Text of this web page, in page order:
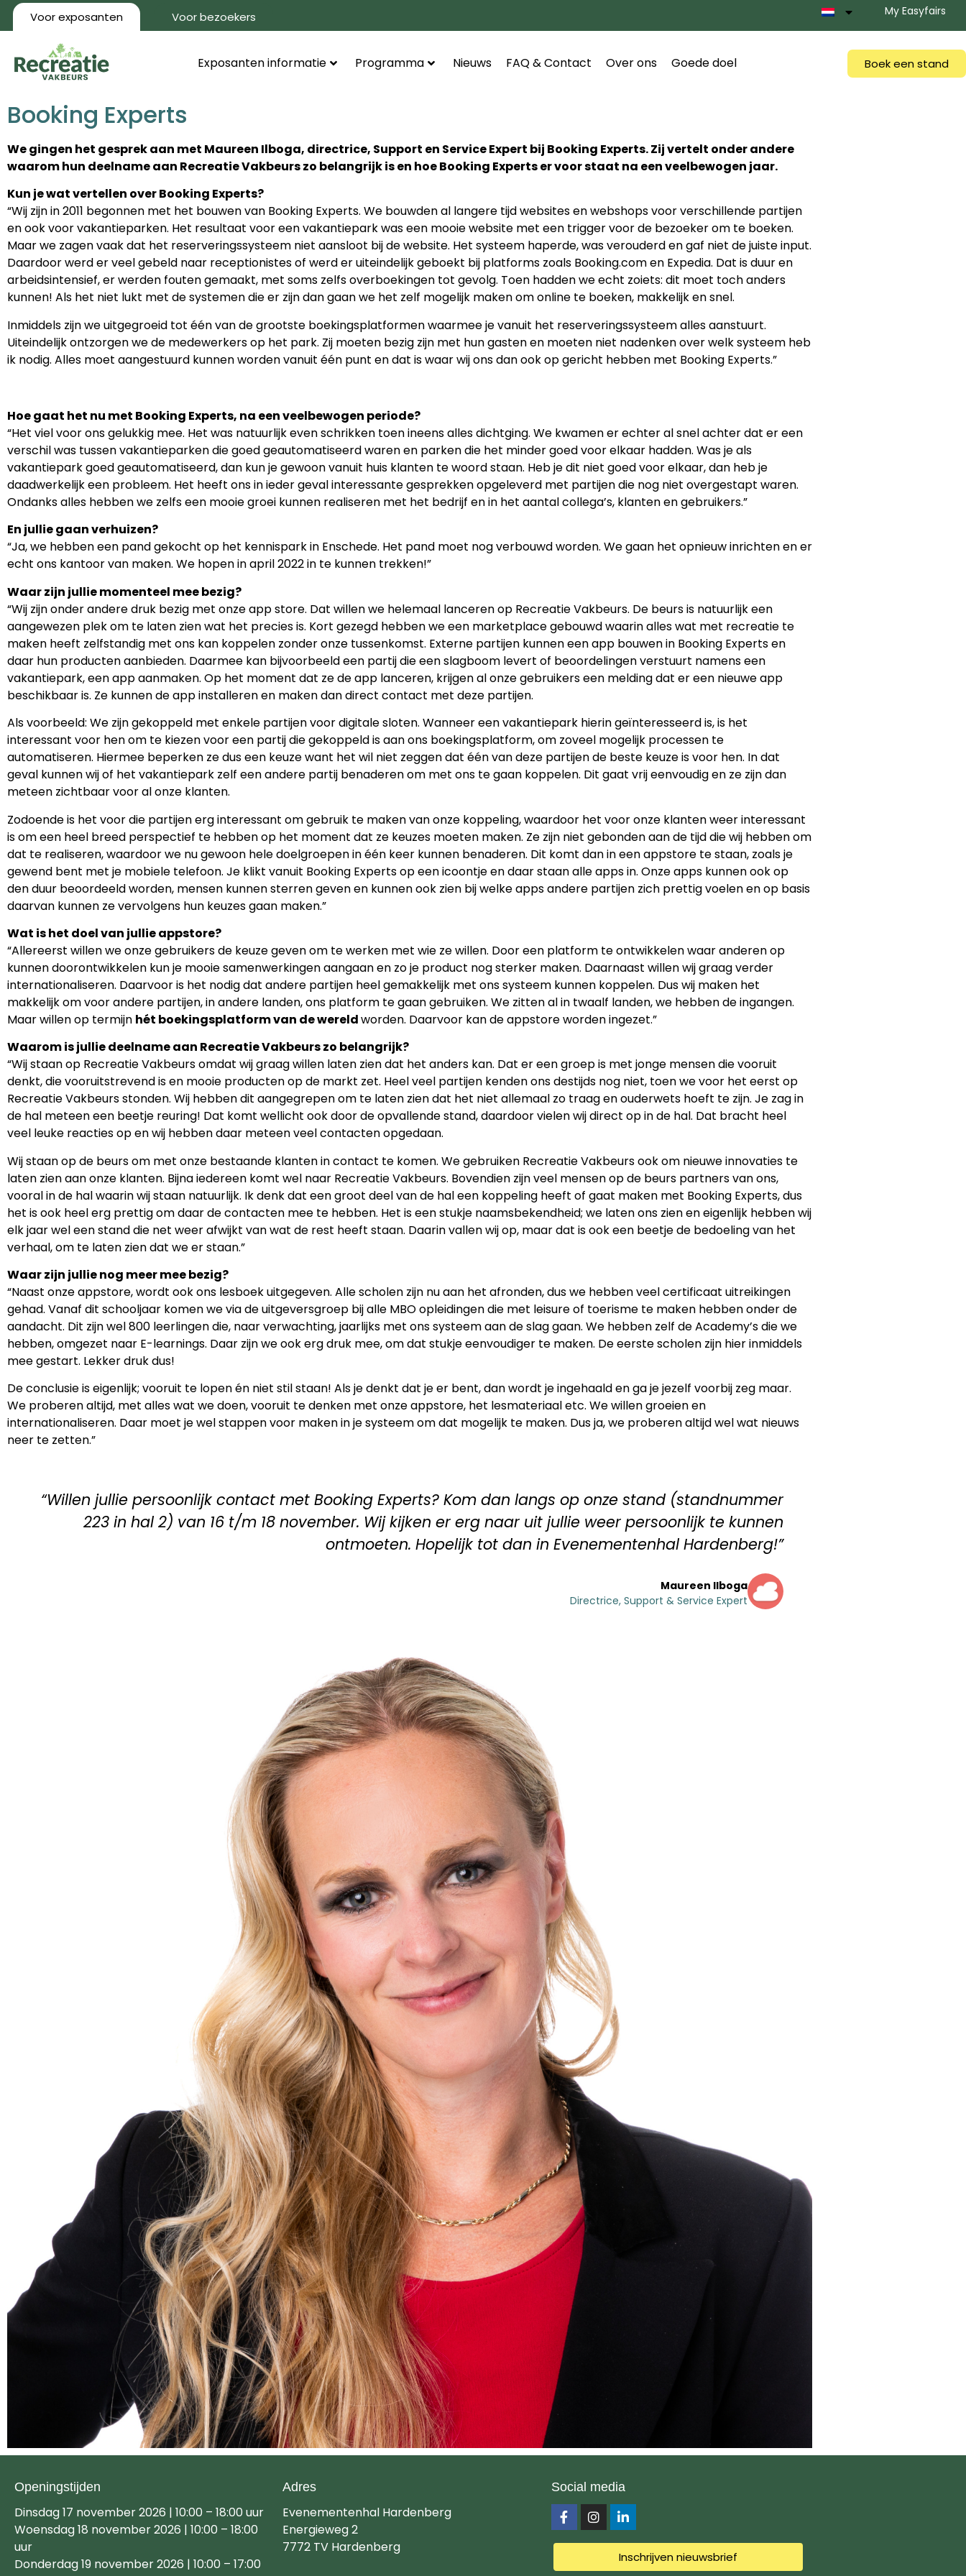
Voor exposanten Voor bezoekers My Easyfairs
Exposanten informatie Programma Nieuws FAQ & Contact Over ons Goede doel Boek een stand
Booking Experts
We gingen het gesprek aan met Maureen Ilboga, directrice, Support en Service Expert bij Booking Experts. Zij vertelt onder andere
waarom hun deelname aan Recreatie Vakbeurs zo belangrijk is en hoe Booking Experts er voor staat na een veelbewogen jaar.
Kun je wat vertellen over Booking Experts?
“Wij zijn in 2011 begonnen met het bouwen van Booking Experts. We bouwden al langere tijd websites en webshops voor verschillende partijen
en ook voor vakantieparken. Het resultaat voor een vakantiepark was een mooie website met een trigger voor de bezoeker om te boeken.
Maar we zagen vaak dat het reserveringssysteem niet aansloot bij de website. Het systeem haperde, was verouderd en gaf niet de juiste input.
Daardoor werd er veel gebeld naar receptionistes of werd er uiteindelijk geboekt bij platforms zoals Booking.com en Expedia. Dat is duur en
arbeidsintensief, er werden fouten gemaakt, met soms zelfs overboekingen tot gevolg. Toen hadden we echt zoiets: dit moet toch anders
kunnen! Als het niet lukt met de systemen die er zijn dan gaan we het zelf mogelijk maken om online te boeken, makkelijk en snel.
Inmiddels zijn we uitgegroeid tot één van de grootste boekingsplatformen waarmee je vanuit het reserveringssysteem alles aanstuurt.
Uiteindelijk ontzorgen we de medewerkers op het park. Zij moeten bezig zijn met hun gasten en moeten niet nadenken over welk systeem heb
ik nodig. Alles moet aangestuurd kunnen worden vanuit één punt en dat is waar wij ons dan ook op gericht hebben met Booking Experts.”
Hoe gaat het nu met Booking Experts, na een veelbewogen periode?
“Het viel voor ons gelukkig mee. Het was natuurlijk even schrikken toen ineens alles dichtging. We kwamen er echter al snel achter dat er een
verschil was tussen vakantieparken die goed geautomatiseerd waren en parken die het minder goed voor elkaar hadden. Was je als
vakantiepark goed geautomatiseerd, dan kun je gewoon vanuit huis klanten te woord staan. Heb je dit niet goed voor elkaar, dan heb je
daadwerkelijk een probleem. Het heeft ons in ieder geval interessante gesprekken opgeleverd met partijen die nog niet overgestapt waren.
Ondanks alles hebben we zelfs een mooie groei kunnen realiseren met het bedrijf en in het aantal collega’s, klanten en gebruikers.”
En jullie gaan verhuizen?
“Ja, we hebben een pand gekocht op het kennispark in Enschede. Het pand moet nog verbouwd worden. We gaan het opnieuw inrichten en er
echt ons kantoor van maken. We hopen in april 2022 in te kunnen trekken!”
Waar zijn jullie momenteel mee bezig?
“Wij zijn onder andere druk bezig met onze app store. Dat willen we helemaal lanceren op Recreatie Vakbeurs. De beurs is natuurlijk een
aangewezen plek om te laten zien wat het precies is. Kort gezegd hebben we een marketplace gebouwd waarin alles wat met recreatie te
maken heeft zelfstandig met ons kan koppelen zonder onze tussenkomst. Externe partijen kunnen een app bouwen in Booking Experts en
daar hun producten aanbieden. Daarmee kan bijvoorbeeld een partij die een slagboom levert of beoordelingen verstuurt namens een
vakantiepark, een app aanmaken. Op het moment dat ze de app lanceren, krijgen al onze gebruikers een melding dat er een nieuwe app
beschikbaar is. Ze kunnen de app installeren en maken dan direct contact met deze partijen.
Als voorbeeld: We zijn gekoppeld met enkele partijen voor digitale sloten. Wanneer een vakantiepark hierin geïnteresseerd is, is het
interessant voor hen om te kiezen voor een partij die gekoppeld is aan ons boekingsplatform, om zoveel mogelijk processen te
automatiseren. Hiermee beperken ze dus een keuze want het wil niet zeggen dat één van deze partijen de beste keuze is voor hen. In dat
geval kunnen wij of het vakantiepark zelf een andere partij benaderen om met ons te gaan koppelen. Dit gaat vrij eenvoudig en ze zijn dan
meteen zichtbaar voor al onze klanten.
Zodoende is het voor die partijen erg interessant om gebruik te maken van onze koppeling, waardoor het voor onze klanten weer interessant
is om een heel breed perspectief te hebben op het moment dat ze keuzes moeten maken. Ze zijn niet gebonden aan de tijd die wij hebben om
dat te realiseren, waardoor we nu gewoon hele doelgroepen in één keer kunnen benaderen. Dit komt dan in een appstore te staan, zoals je
gewend bent met je mobiele telefoon. Je klikt vanuit Booking Experts op een icoontje en daar staan alle apps in. Onze apps kunnen ook op
den duur beoordeeld worden, mensen kunnen sterren geven en kunnen ook zien bij welke apps andere partijen zich prettig voelen en op basis
daarvan kunnen ze vervolgens hun keuzes gaan maken.”
Wat is het doel van jullie appstore?
“Allereerst willen we onze gebruikers de keuze geven om te werken met wie ze willen. Door een platform te ontwikkelen waar anderen op
kunnen doorontwikkelen kun je mooie samenwerkingen aangaan en zo je product nog sterker maken. Daarnaast willen wij graag verder
internationaliseren. Daarvoor is het nodig dat andere partijen heel gemakkelijk met ons systeem kunnen koppelen. Dus wij maken het
makkelijk om voor andere partijen, in andere landen, ons platform te gaan gebruiken. We zitten al in twaalf landen, we hebben de ingangen.
Maar willen op termijn hét boekingsplatform van de wereldworden. Daarvoor kan de appstore worden ingezet.”
Waarom is jullie deelname aan Recreatie Vakbeurs zo belangrijk?
“Wij staan op Recreatie Vakbeurs omdat wij graag willen laten zien dat het anders kan. Dat er een groep is met jonge mensen die vooruit
denkt, die vooruitstrevend is en mooie producten op de markt zet. Heel veel partijen kenden ons destijds nog niet, toen we voor het eerst op
Recreatie Vakbeurs stonden. Wij hebben dit aangegrepen om te laten zien dat het niet allemaal zo traag en ouderwets hoeft te zijn. Je zag in
de hal meteen een beetje reuring! Dat komt wellicht ook door de opvallende stand, daardoor vielen wij direct op in de hal. Dat bracht heel
veel leuke reacties op en wij hebben daar meteen veel contacten opgedaan.
Wij staan op de beurs om met onze bestaande klanten in contact te komen. We gebruiken Recreatie Vakbeurs ook om nieuwe innovaties te
laten zien aan onze klanten. Bijna iedereen komt wel naar Recreatie Vakbeurs. Bovendien zijn veel mensen op de beurs partners van ons,
vooral in de hal waarin wij staan natuurlijk. Ik denk dat een groot deel van de hal een koppeling heeft of gaat maken met Booking Experts, dus
het is ook heel erg prettig om daar de contacten mee te hebben. Het is een stukje naamsbekendheid; we laten ons zien en eigenlijk hebben wij
elk jaar wel een stand die net weer afwijkt van wat de rest heeft staan. Daarin vallen wij op, maar dat is ook een beetje de bedoeling van het
verhaal, om te laten zien dat we er staan.”
Waar zijn jullie nog meer mee bezig?
“Naast onze appstore, wordt ook ons lesboek uitgegeven. Alle scholen zijn nu aan het afronden, dus we hebben veel certificaat uitreikingen
gehad. Vanaf dit schooljaar komen we via de uitgeversgroep bij alle MBO opleidingen die met leisure of toerisme te maken hebben onder de
aandacht. Dit zijn wel 800 leerlingen die, naar verwachting, jaarlijks met ons systeem aan de slag gaan. We hebben zelf de Academy’s die we
hebben, omgezet naar E-learnings. Daar zijn we ook erg druk mee, om dat stukje eenvoudiger te maken. De eerste scholen zijn hier inmiddels
mee gestart. Lekker druk dus!
De conclusie is eigenlijk; vooruit te lopen én niet stil staan! Als je denkt dat je er bent, dan wordt je ingehaald en ga je jezelf voorbij zeg maar.
We proberen altijd, met alles wat we doen, vooruit te denken met onze appstore, het lesmateriaal etc. We willen groeien en
internationaliseren. Daar moet je wel stappen voor maken in je systeem om dat mogelijk te maken. Dus ja, we proberen altijd wel wat nieuws
neer te zetten.”
“Willen jullie persoonlijk contact met Booking Experts? Kom dan langs op onze stand (standnummer
223 in hal 2) van 16 t/m 18 november. Wij kijken er erg naar uit jullie weer persoonlijk te kunnen
ontmoeten. Hopelijk tot dan in Evenementenhal Hardenberg!”
Maureen Ilboga
Directrice, Support & Service Expert
Openingstijden
Dinsdag 17 november 2026 | 10:00 – 18:00 uur
Woensdag 18 november 2026 | 10:00 – 18:00
uur
Donderdag 19 november 2026 | 10:00 – 17:00
Adres
Evenementenhal Hardenberg
Energieweg 2
7772 TV Hardenberg
Social media
Inschrijven nieuwsbrief